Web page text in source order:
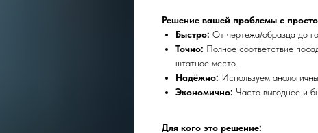
Решение вашей проблемы с
Быстро: От чертежа/образца до
Точно: Полное соответствие
штатное место.
Надёжно: Используем
Экономично: Часто выгоднее и
Для кого это решение: